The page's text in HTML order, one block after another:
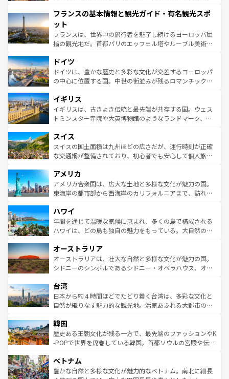
ませてくれるイタリアで、忘れられない旅をしてみよう！
なお、新着のイタリア情報は
しい。
文化が根付くこの国では、情熱的なフラメンコ、熱気あふ
れる闘牛、そして美味しいタパスが生活の一部となってい
る。首都マドリードの洗練された雰囲気や、バルセロナの
アートに溢れた街角から、地方では古代ローマ遺跡や中世
せる。地方によって風土や気候が異なるスペインはその個
性で訪れる人を魅了する。 なお、新着のスペイン情報は コ
ンテンツ一覧を参照してほしい。
フランスの基本情報と観光ガイド・有名観光スポ
ット
フランスは、世界中の旅行者を魅了し続けるヨーロッパ屈
指の観光地だ。首都パリのエッフェル塔やルーブル美術館
で、幅広い魅力が詰まっている。華麗な宮殿、歴史的な大
聖堂、美しいビーチ、そして豊かな自然が、訪れる者を心
から魅了する。また、フランスは美食の国としても知ら
いる。シャンパンの発祥地であるランス、プロヴァンスの
香り高いラベンダー畑など、多彩な楽しみ方が可能だ。さ
らに、パリ以外の地域にも魅力が溢れており、どの街角に
れる地方に足を運ぶとそれぞれで全く異なる文化を体験で
きるだろう。 なお、新着のフランス情報はコンテンツ一覧
を参照してほしい。
ドイツ
ドイツは、豊かな歴史と多彩な文化が交差するヨーロッパ
の中心に位置する国。中世の街並みが残るロマンチック街
顔を持つこの国は、どこを歩いても飽きることがない。ベ
ルリンの文化的活気、バイエルン州のアルプスの絶景、そ
してライン川沿いのワイン畑といった風景は必見。ビール
は、お酒好きな人にはぜひ体験してほしい。 なお、新着の
ドイツ情報はコンテンツ一覧を参照してほしい。
イギリス
イギリスは、古きよき伝統と最先端が共存する国。ウェス
トミンスター寺院や大英博物館のようなランドマーク、歴
リアごとに異なる魅力がある。また、優雅なアフタヌーン
ティー、ビール好きにはたまらない英国パブ、サッカー観
戦など、本場だからこそできる体験も豊富。イギリスを旅
ンツ一覧を参照してほしい。
スイス
スイスの国土面積は九州ほどの広さだが、運行時刻が正確
な交通網が整備されており、初心者でも安心して個人旅行
の建物がそのまま残る町や、スイスならではのユニークな
博物館もあり、アルプス観光だけでなく町歩きも満喫する
ことができる。国民の所得が高いため物価も高いが、旅行
ば市内交通費無料で観光を楽しむこともできる。 なお、新
着のスイス情報はコンテンツ一覧 を参照してほしい。
アメリカ
アメリカ合衆国は、広大な土地と多様な文化が魅力の国。
東海岸の都市部から西海岸のカリフォルニアまで、訪れる
のような巨大都市は、観光、ショッピング、エンターテイ
ンメントが詰まった刺激的なスポットだ。一方、アメリカ
西部には大自然が広がり、グランドキャニオンやイエロー
部のニューオーリンズでは、音楽と美食が融合した独特の
文化が魅力。旅行者はアメリカの各地域で異なる魅力を楽
しみながら、その多様性と豊かな歴史を感じることができ
ならではの贅沢な旅のスタイルだ。 なお、新着のアメリカ
情報はコンテンツ一覧を参照してほしい。
ハワイ
年間を通じて温暖な気候に恵まれ、多くの島で構成される
ハワイは、どの島も独自の魅力をもっている。大自然の神
ワイ島は見逃せない。また、定番の観光地といえばオアフ
島だが、静かな自然を求めるならマウイ島やカウアイ島が
おすすめ。エメラルドグリーンに輝く海をはじめ、豊かな
れるおもてなしの心で訪れる人々を迎えてくれるハワイの
人々、おいしいローカルフードやハワイアンミュージッ
ク、伝統的なフラダンスなど、すべてがハワイの魅力を彩
ワイを、存分に味わってほしい。 なお、新着のハワイ情報
はコンテンツ一覧を参照してほしい。
オーストラリア
オーストラリアは、壮大な自然と多様な文化が魅力の国。
シドニーのシンボルであるシドニー・オペラハウス、オー
リアリーフや大陸中央部にそびえるウルル（エアーズロッ
ク）、タスマニアの美しい原生林やケアンズの熱帯雨林な
ど、見どころがたくさん。また、カフェやワイン、オージ
いる。アクティビティも充実しており、サーフィンやダイ
ビング、ハイキングなど、アウトドア好きにはたまらな
い。オーストラリアの多彩な魅力を存分に味わいつくそ
参照してほしい。
台湾
日本から約４時間ほどでたどり着く台湾は、多彩な文化と
自然が織りなす魅力的な観光地。活気あふれる大都市の台
ン）、静ひつな山岳地帯である台湾東部など、都市の喧騒
と山間の静けさが共存しており、訪れる人に新しい発見と
驚きをもたらしてくれる。また、奥深い台湾の食文化も魅
容にもいいと評判のスイーツなど、バラエティ豊かな料理
が味わえる。 なお、新着の台湾情報は コンテンツ一覧を参
韓国
歴史ある王朝文化が残る一方で、最先端のファッションやK
-POPで世界を席巻している韓国。首都ソウルの宮殿や伝統
き、地方に足を延ばせば四季折々の自然美を楽しむことが
できる。そして、キムチや焼肉、絶品のストリートフード
ベトナム
豊かな自然と多様な文化が魅力的なベトナム。南北に細長